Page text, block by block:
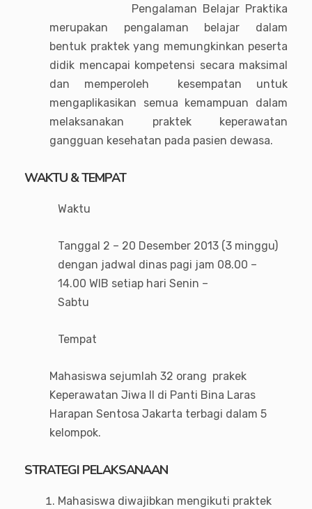
Pengalaman Belajar Praktika
merupakan pengalaman belajar dalam
bentuk praktek yang memungkinkan peserta
didik mencapai kompetensi secara maksimal
dan memperoleh kesempatan untuk
mengaplikasikan semua kemampuan dalam
melaksanakan praktek keperawatan
gangguan kesehatan pada pasien dewasa.
WAKTU & TEMPAT
Waktu
Tanggal 2 – 20 Desember 2013 (3 minggu)
dengan jadwal dinas pagi jam 08.00 –
14.00 WIB setiap hari Senin –
Sabtu
Tempat
Mahasiswa sejumlah 32 orang prakek
Keperawatan Jiwa II di Panti Bina Laras
Harapan Sentosa Jakarta terbagi dalam 5
kelompok.
STRATEGI PELAKSANAAN
Mahasiswa diwajibkan mengikuti praktek